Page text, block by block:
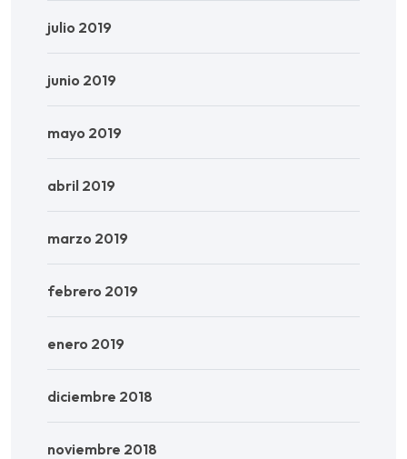
julio 2019
junio 2019
mayo 2019
abril 2019
marzo 2019
febrero 2019
enero 2019
diciembre 2018
noviembre 2018